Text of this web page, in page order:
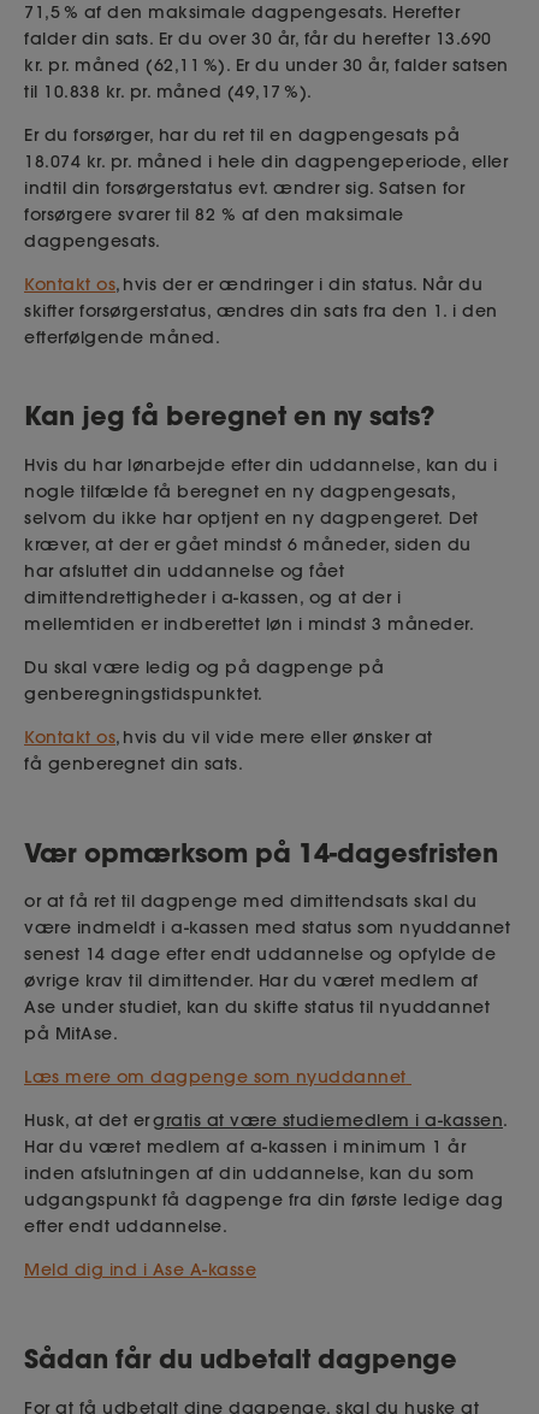
71,5 % af den maksimale dagpengesats. Herefter
falder din sats. Er du over 30 år, får du herefter 13.690
kr. pr. måned (62,11 %). Er du under 30 år, falder satsen
til 10.838 kr. pr. måned (49,17 %).
Er du forsørger, har du ret til en dagpengesats på
18.074 kr. pr. måned i hele din dagpengeperiode, eller
indtil din forsørgerstatus evt. ændrer sig. Satsen for
forsørgere svarer til 82 % af den maksimale
dagpengesats.
Kontakt os, hvis der er ændringer i din status. Når du
skifter forsørgerstatus, ændres din sats fra den 1. i den
efterfølgende måned.
Kan jeg få beregnet en ny sats?
Hvis du har lønarbejde efter din uddannelse, kan du i
nogle tilfælde få beregnet en ny dagpengesats,
selvom du ikke har optjent en ny dagpengeret. Det
kræver, at der er gået mindst 6 måneder, siden du
har afsluttet din uddannelse og fået
dimittendrettigheder i a-kassen, og at der i
mellemtiden erindberettet løn i mindst 3 måneder.
Du skal være ledig og på dagpenge på
genberegningstidspunktet.
Kontakt os, hvis du vil vide mere eller ønsker at
få genberegnet din sats.
Vær opmærksom på 14-dagesfristen
or at få ret til dagpenge med dimittendsats skal du
være indmeldt i a-kassen med status som nyuddannet
senest 14 dage efter endt uddannelse og opfylde de
øvrige krav til dimittender. Har du været medlem af
Ase under studiet, kan du skifte status til nyuddannet
på MitAse.
Læs mere om dagpenge som nyuddannet
Husk, at det ergratis at være studiemedlem i a-kassen.
Har du været medlem af a-kassen i minimum 1 år
inden afslutningen af din uddannelse, kan du som
udgangspunkt få dagpenge fra din første ledige dag
efter endt uddannelse.
Meld dig ind i Ase A-kasse
Sådan får du udbetalt dagpenge
For at få udbetalt dine dagpenge, skal du huske at